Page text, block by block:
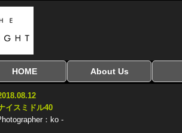
HOME
興行を表示
イスミドル
マチュアキック
議会
日本学生キック
武館キッズ大会
やじファイト
About Us
イスミドル40
：ko -